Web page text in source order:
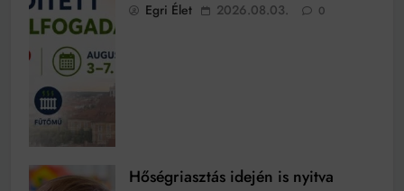
Egri Élet 2026.08.03. 0
Hőségriasztás idején is nyitva